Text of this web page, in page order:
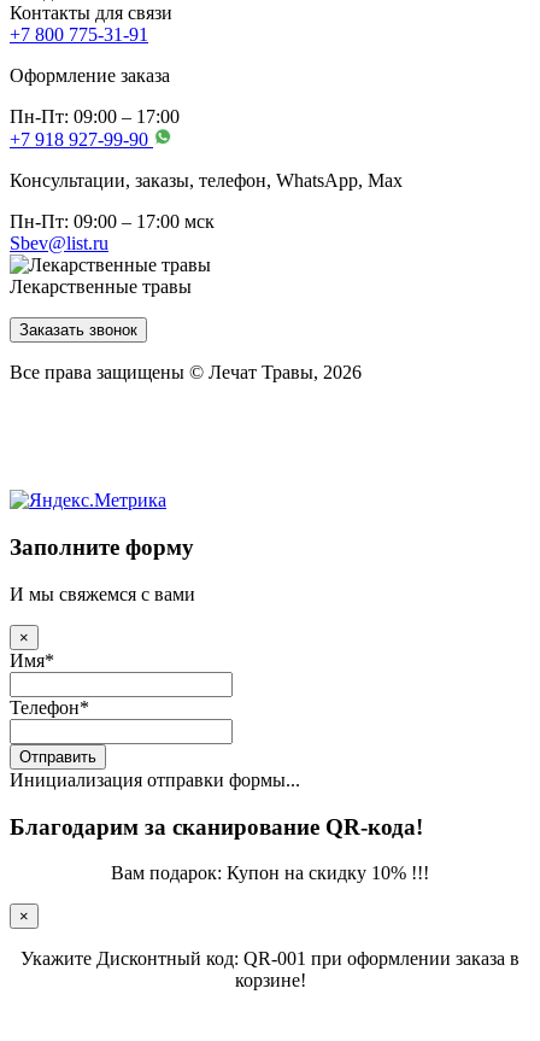
Контакты для связи
+7 800 775-31-91
Оформление заказа
Пн-Пт: 09:00 – 17:00
+7 918 927-99-90
Консультации, заказы, телефон, WhatsApp, Мах
Пн-Пт: 09:00 – 17:00 мск
Sbev@list.ru
Лекарственные травы
Заказать звонок
Все права защищены © Лечат Травы, 2026
Заполните форму
И мы свяжемся с вами
×
Имя*
Телефон*
Отправить
Инициализация отправки формы...
Благодарим за сканирование QR-кода!
Вам подарок: Купон на скидку 10% !!!
×
Укажите Дисконтный код: QR-001 при оформлении заказа в
корзине!